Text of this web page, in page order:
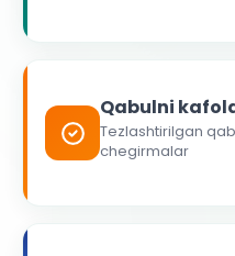
Qabulni
Tezlashtirilgan
chegirmalar